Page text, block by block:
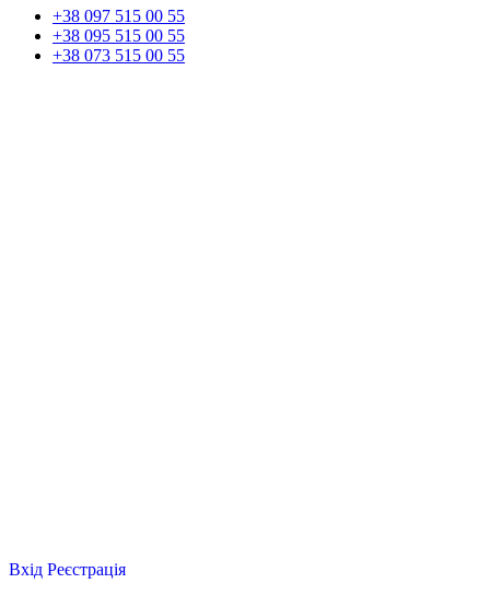
+38 097 515 00 55
+38 095 515 00 55
+38 073 515 00 55
Вхід Реєстрація